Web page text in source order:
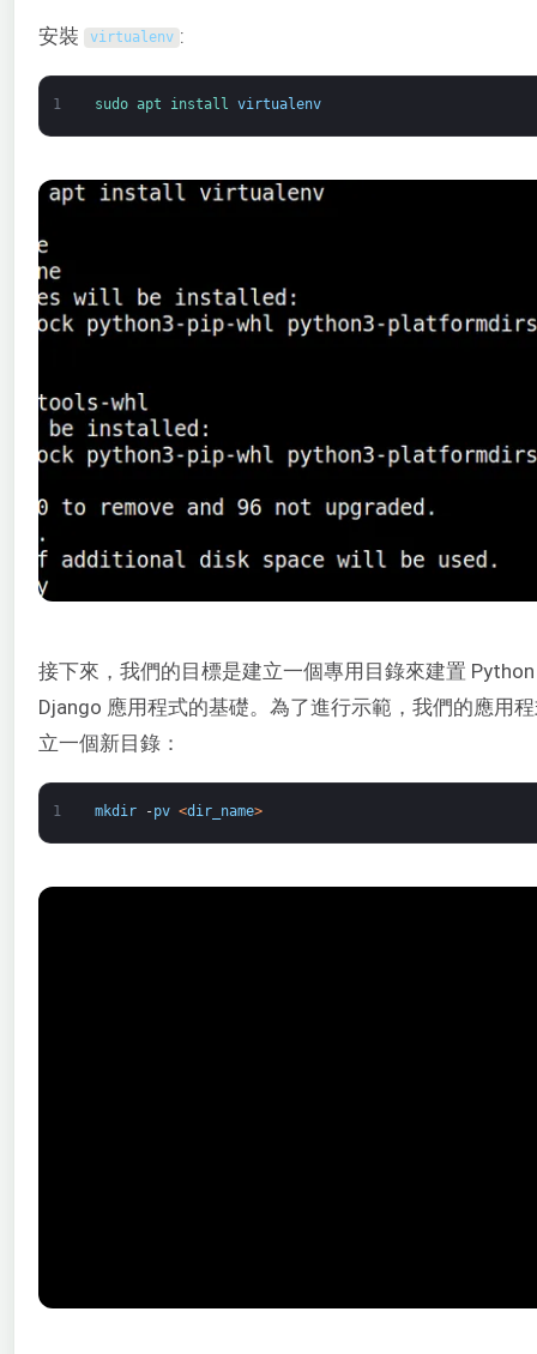
安裝 virtualenv :
1 sudo apt install virtualenv
接下來，我們的目標是建立一個專用目錄來建置
Django 應用程式的基礎。為了進行示範，我們的應用
立一個新目錄：
1 mkdir -pv <dir_name>